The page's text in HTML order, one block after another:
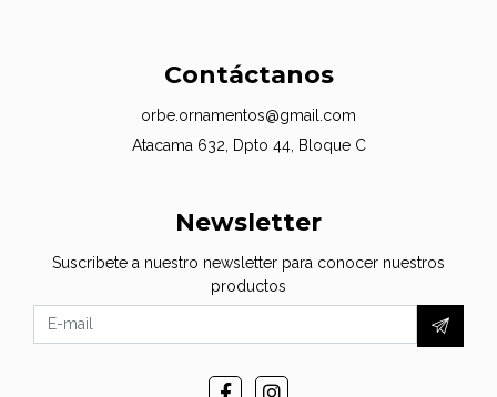
Contáctanos
orbe.ornamentos@gmail.com
Atacama 632, Dpto 44, Bloque C
Newsletter
Suscribete a nuestro newsletter para conocer nuestros
productos